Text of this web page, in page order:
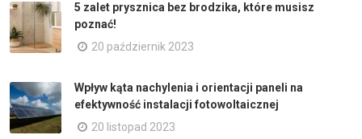
5 zalet prysznica bez brodzika, które musisz
poznać!
20 październik 2023
Wpływ kąta nachylenia i orientacji paneli na
efektywność instalacji fotowoltaicznej
20 listopad 2023